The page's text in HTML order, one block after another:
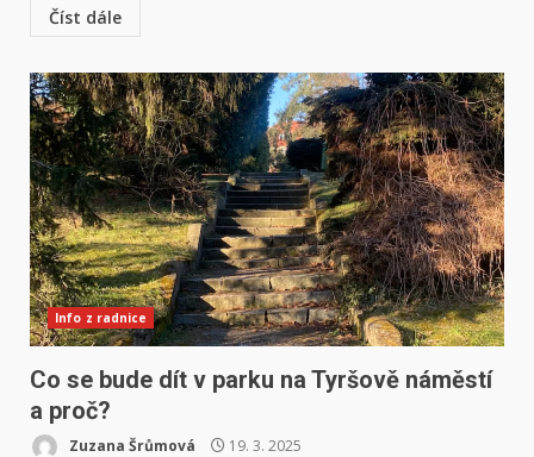
Číst dále
Info z radnice
Co se bude dít v parku na Tyršově náměstí
a proč?
Zuzana Šrůmová 19. 3. 2025